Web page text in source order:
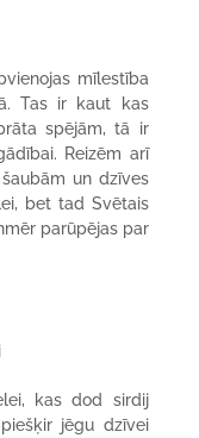
mīlestība
Tas ir kaut kas
spējām, tā ir
Reizēm arī
un dzīves
bet tad Svētais
parūpējas par
kas dod sirdij
jēgu dzīvei